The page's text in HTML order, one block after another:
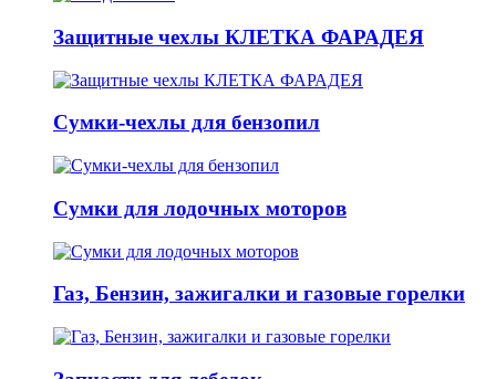
Защитные чехлы КЛЕТКА ФАРАДЕЯ
Сумки-чехлы для бензопил
Сумки для лодочных моторов
Газ, Бензин, зажигалки и газовые горелки